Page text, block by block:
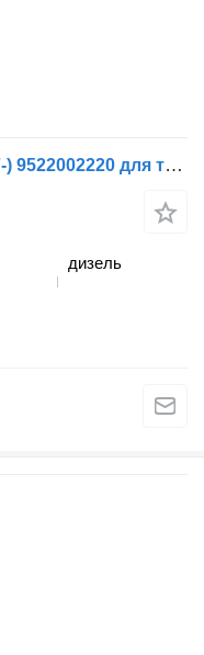
Шланг Haldex TGX 18.440 (01.07-) 9522002220 для тягача MAN TGL, TGM, TGS, TGX (2005-2021)
дизель